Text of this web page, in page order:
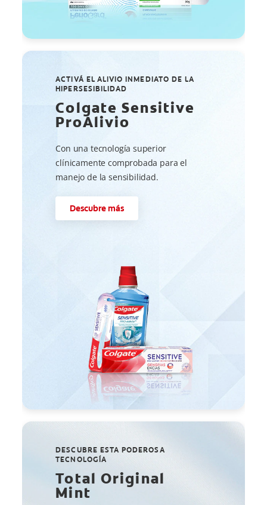
ACTIVÁ EL ALIVIO INMEDIATO DE LA
HIPERSESIBILIDAD
Colgate Sensitive
ProAlivio
Con una tecnología superior
clínicamente comprobada para el
manejo de la sensibilidad.
Descubre más
DESCUBRE ESTA PODEROSA
TECNOLOGÍA
Total Original
Mint